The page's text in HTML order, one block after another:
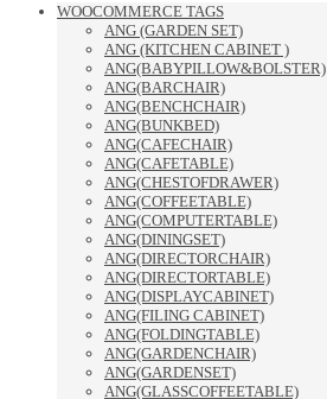
WOOCOMMERCE TAGS
ANG (GARDEN SET)
ANG (KITCHEN CABINET )
ANG(BABYPILLOW&BOLSTER)
ANG(BARCHAIR)
ANG(BENCHCHAIR)
ANG(BUNKBED)
ANG(CAFECHAIR)
ANG(CAFETABLE)
ANG(CHESTOFDRAWER)
ANG(COFFEETABLE)
ANG(COMPUTERTABLE)
ANG(DININGSET)
ANG(DIRECTORCHAIR)
ANG(DIRECTORTABLE)
ANG(DISPLAYCABINET)
ANG(FILING CABINET)
ANG(FOLDINGTABLE)
ANG(GARDENCHAIR)
ANG(GARDENSET)
ANG(GLASSCOFFEETABLE)